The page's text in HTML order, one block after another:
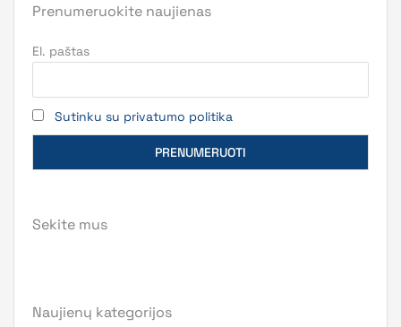
Prenumeruokite naujienas
El. paštas
Sutinku su privatumo politika
Sekite mus
Naujienų kategorijos